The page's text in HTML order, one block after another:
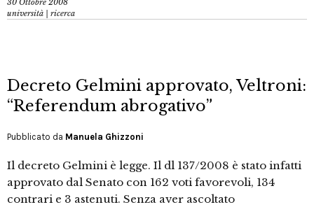
30 Ottobre 2008
università | ricerca
Decreto Gelmini approvato, Veltroni:
“Referendum abrogativo”
Pubblicato da Manuela Ghizzoni
Il decreto Gelmini è legge. Il dl 137/2008 è stato infatti
approvato dal Senato con 162 voti favorevoli, 134
contrari e 3 astenuti. Senza aver ascoltato